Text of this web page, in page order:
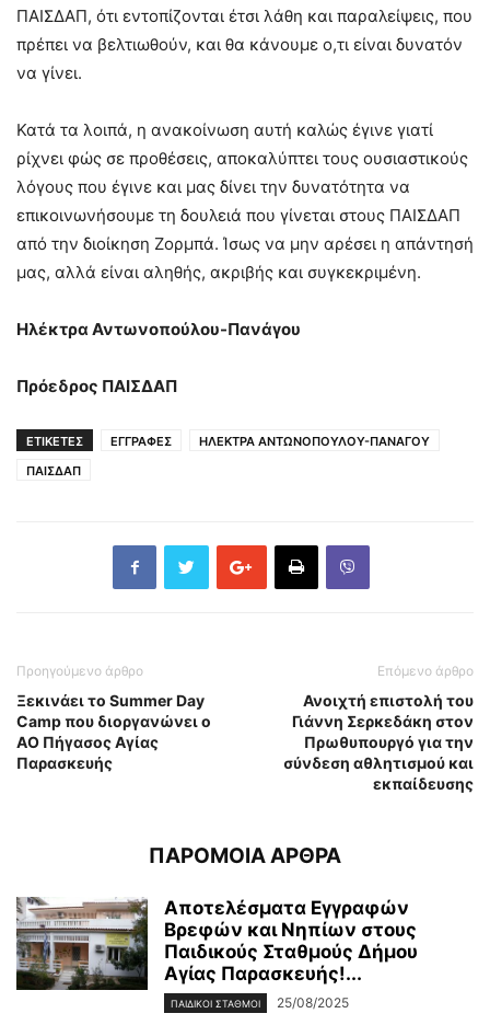
ΠΑΙΣΔΑΠ, ότι εντοπίζονται έτσι λάθη και παραλείψεις, που
πρέπει να βελτιωθούν, και θα κάνουμε ο,τι είναι δυνατόν
να γίνει.
Κατά τα λοιπά, η ανακοίνωση αυτή καλώς έγινε γιατί
ρίχνει φώς σε προθέσεις, αποκαλύπτει τους ουσιαστικούς
λόγους που έγινε και μας δίνει την δυνατότητα να
επικοινωνήσουμε τη δουλειά που γίνεται στους ΠΑΙΣΔΑΠ
από την διοίκηση Ζορμπά. Ίσως να μην αρέσει η απάντησή
μας, αλλά είναι αληθής, ακριβής και συγκεκριμένη.
Ηλέκτρα Αντωνοπούλου-Πανάγου
Πρόεδρος ΠΑΙΣΔΑΠ
ΕΤΙΚΕΤΕΣ ΕΓΓΡΑΦΕΣ
ΗΛΕΚΤΡΑ ΑΝΤΩΝΟΠΟΥΛΟΥ-ΠΑΝΑΓΟΥ
ΠΑΙΣΔΑΠ
Προηγούμενο άρθρο
Ξεκινάει το Summer Day
Camp που διοργανώνει ο
ΑΟ Πήγασος Αγίας
Παρασκευής
Επόμενο άρθρο
Ανοιχτή επιστολή του
Γιάννη Σερκεδάκη στον
Πρωθυπουργό για την
σύνδεση αθλητισμού και
εκπαίδευσης
ΠΑΡΟΜΟΙΑ ΑΡΘΡΑ
Αποτελέσματα Εγγραφών
Βρεφών και Νηπίων στους
Παιδικούς Σταθμούς Δήμου
Αγίας Παρασκευής!...
ΠΑΙΔΙΚΟΙ ΣΤΑΘΜΟΙ 25/08/2025